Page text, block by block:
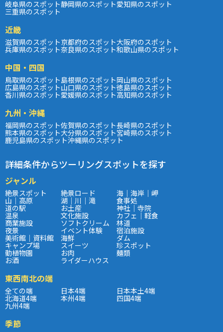
岐阜県のスポット静岡県のスポット愛知県のスポット
三重県のスポット
近畿
滋賀県のスポット京都府のスポット大阪府のスポット
兵庫県のスポット奈良県のスポット和歌山県のスポット
中国・四国
鳥取県のスポット島根県のスポット岡山県のスポット
広島県のスポット山口県のスポット徳島県のスポット
香川県のスポット愛媛県のスポット高知県のスポット
九州・沖縄
福岡県のスポット佐賀県のスポット長崎県のスポット
熊本県のスポット大分県のスポット宮崎県のスポット
鹿児島県のスポット沖縄県のスポット
詳細条件からツーリングスポットを探す
ジャンル
絶景スポット 絶景ロード 海｜海岸｜岬
山｜高原 湖｜川｜滝 食事処
道の駅 お土産 神社｜寺院
温泉 文化施設 カフェ｜軽食
商業施設 ソフトクリーム 林道
夜景 イベント体験 宿泊施設
美術館｜資料館 海鮮 ダム
キャンプ場 スイーツ 珍スポット
動植物園 お肉 麺類
お酒 ライダーハウス
東西南北の端
全ての端 日本4端 日本本土4端
北海道4端 本州4端 四国4端
九州4端
季節